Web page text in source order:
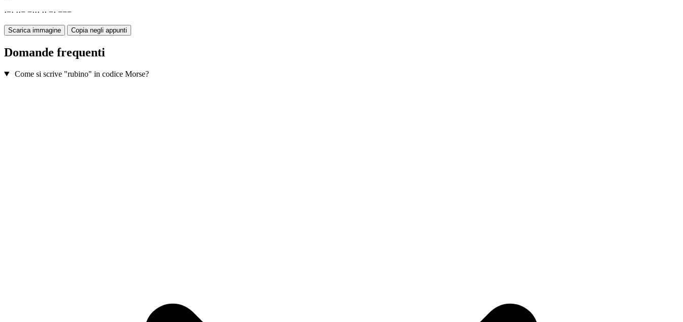
·−· ··− −··· ·· −· −−−
Scarica immagine Copia negli appunti
Domande frequenti
Come si scrive "rubino" in codice Morse?